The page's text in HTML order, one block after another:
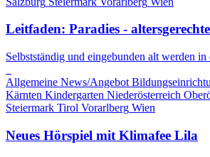
Leitfaden: Paradies -
Selbstständig und eingebunden alt werden in
Allgemeine News/Angebot
Kärnten Kindergarten Niederösterreich
Steiermark Tirol Vorarlberg Wien
Neues Hörspiel mit Klimafee Lila